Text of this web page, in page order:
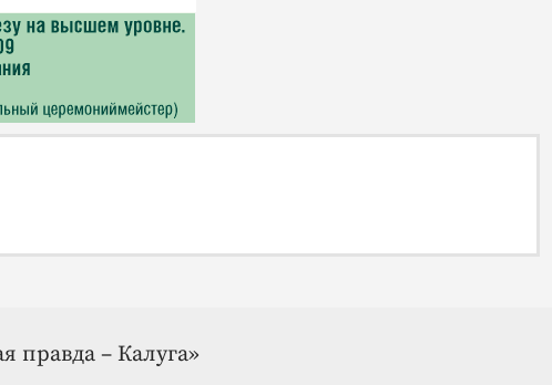
правда – Калуга»